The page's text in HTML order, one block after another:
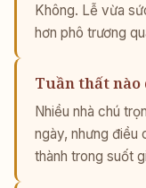
Không. Lễ vừa
hơn phô trương
Tuần thất
Nhiều nhà chú
ngày, nhưng điều
thành trong suốt